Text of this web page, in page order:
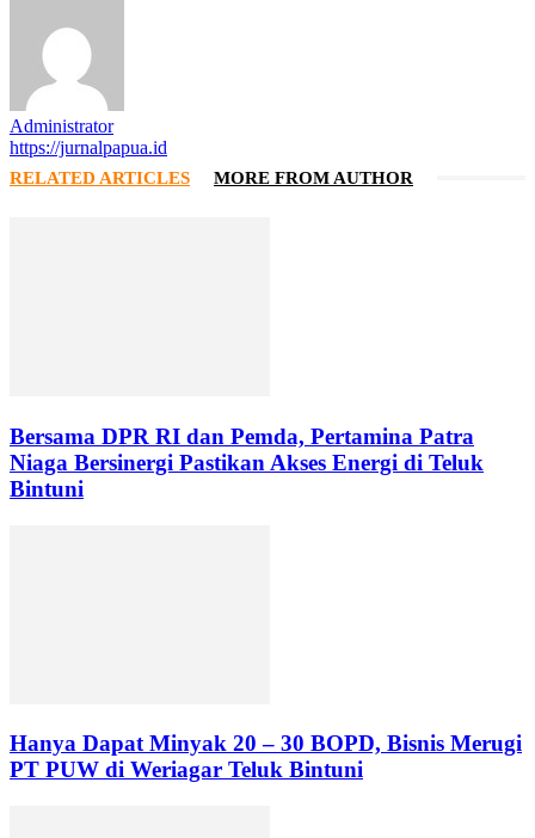
Administrator
https://jurnalpapua.id
RELATED ARTICLES MORE FROM AUTHOR
Bersama DPR RI dan Pemda, Pertamina Patra
Niaga Bersinergi Pastikan Akses Energi di Teluk
Bintuni
Hanya Dapat Minyak 20 – 30 BOPD, Bisnis Merugi
PT PUW di Weriagar Teluk Bintuni